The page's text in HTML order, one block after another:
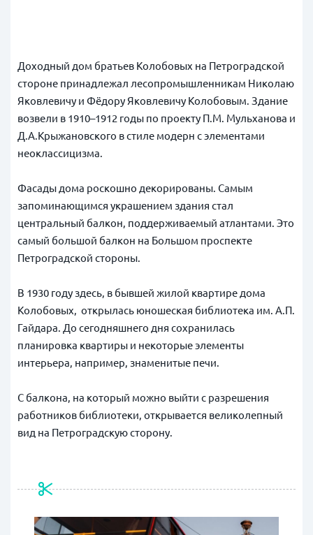
Доходный дом братьев Колобовых на Петроградской
стороне принадлежал лесопромышленникам Николаю
Яковлевичу и Фёдору Яковлевичу Колобовым. Здание
возвели в 1910–1912 годы по проекту П.М. Мульханова и
Д.А.Крыжановского в стиле модерн с элементами
неоклассицизма.
Фасады дома роскошно декорированы. Самым
запоминающимся украшением здания стал
центральный балкон, поддерживаемый атлантами. Это
самый большой балкон на Большом проспекте
Петроградской стороны.
В 1930 году здесь, в бывшей жилой квартире дома
Колобовых, открылась юношеская библиотека им. А.П.
Гайдара. До сегодняшнего дня сохранилась
планировка квартиры и некоторые элементы
интерьера, например, знаменитые печи.
С балкона, на который можно выйти с разрешения
работников библиотеки, открывается великолепный
вид на Петроградскую сторону.